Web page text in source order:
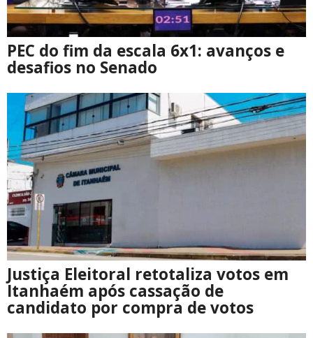
PEC do fim da escala 6x1: avanços e
desafios no Senado
Justiça Eleitoral retotaliza votos em
Itanhaém após cassação de
candidato por compra de votos